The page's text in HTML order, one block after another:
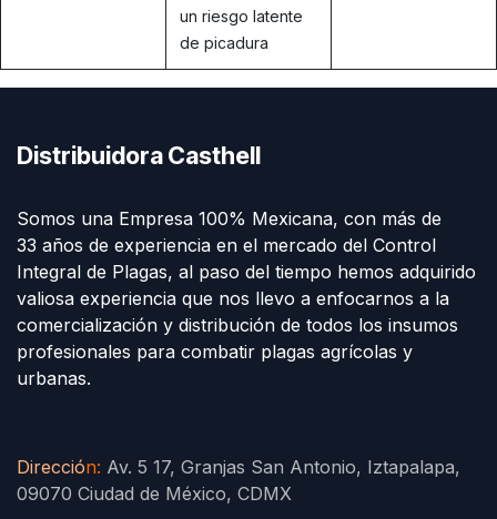
un riesgo latente
de picadura
Distribuidora Casthell
Somos una Empresa 100% Mexicana, con más de
33 años de experiencia en el mercado del Control
Integral de Plagas, al paso del tiempo hemos adquirido
valiosa experiencia que nos llevo a enfocarnos a la
comercialización y distribución de todos los insumos
profesionales para combatir plagas agrícolas y
urbanas.
Dirección: Av. 5 17, Granjas San Antonio, Iztapalapa,
09070 Ciudad de México, CDMX